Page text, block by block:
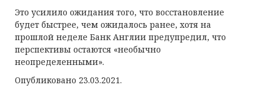
Это усилило ожидания того, что восстановление
будет быстрее, чем ожидалось ранее, хотя на
прошлой неделе Банк Англии предупредил, что
перспективы остаются «необычно
неопределенными».
Опубликовано 23.03.2021.